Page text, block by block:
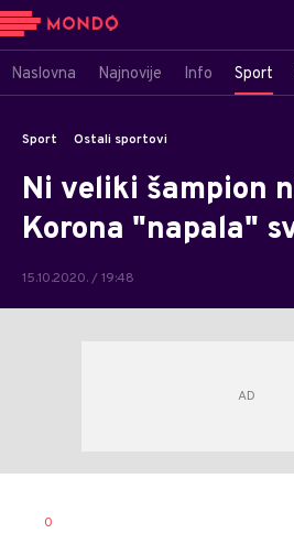
Naslovna Najnovije Info Sport
Sport Ostali sportovi
Ni veliki šampion
Korona "napala"
15.10.2020. / 19:48
AUTOR
0